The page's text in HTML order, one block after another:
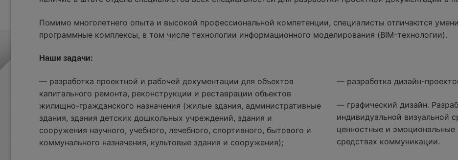
Помимо многолетнего опыта и высокой профессиональной компетенции, специалисты отличаются
программные комплексы, в том числе технологии информационного моделирования (BIM-технологии).
Наши задачи:
— разработка проектной и рабочей документации для объектов
капитального ремонта, реконструкции и реставрации объектов
жилищно-гражданского назначения (жилые здания, административные
здания, здания детских дошкольных учреждений, здания и
сооружения научного, учебного, лечебного, спортивного, бытового и
коммунального назначения, культовые здания и сооружения);
— разработка дизайн-
— графический дизайн.
индивидуальной визуальной
ценностные и эмоциональные
средствах коммуникации.